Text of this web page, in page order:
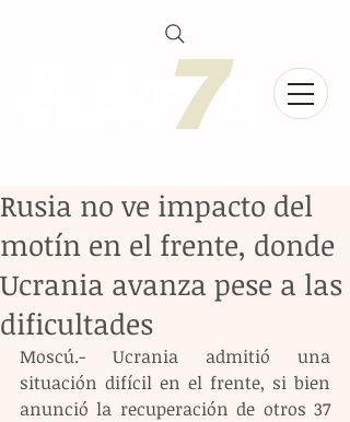
Rusia no ve impacto del
motín en el frente, donde
Ucrania avanza pese a las
dificultades
Moscú.- Ucrania admitió una
situación difícil en el frente, si bien
anunció la recuperación de otros 37